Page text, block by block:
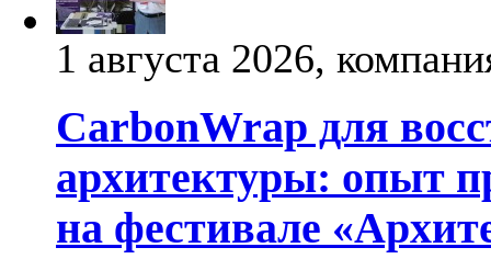
1 августа 2026,
CarbonWrap для
архитектуры: опыт
на фестивале